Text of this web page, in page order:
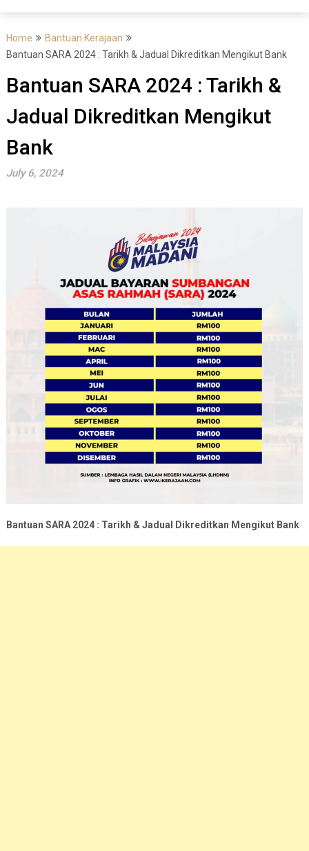
Home
Bantuan Kerajaan
Bantuan SARA 2024 : Tarikh & Jadual Dikreditkan Mengikut Bank
Bantuan SARA 2024 : Tarikh &
Jadual Dikreditkan Mengikut
Bank
July 6, 2024
Bantuan SARA 2024 : Tarikh & Jadual Dikreditkan Mengikut Bank